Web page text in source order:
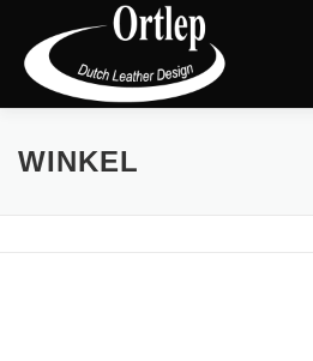
TERUG NAAR DE WEBSITE
WINKEL